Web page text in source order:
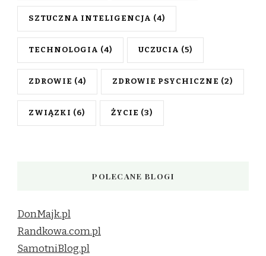
SZTUCZNA INTELIGENCJA (4)
TECHNOLOGIA (4) UCZUCIA (5)
ZDROWIE (4) ZDROWIE PSYCHICZNE (2)
ZWIĄZKI (6) ŻYCIE (3)
POLECANE BLOGI
DonMajk.pl
Randkowa.com.pl
SamotniBlog.pl